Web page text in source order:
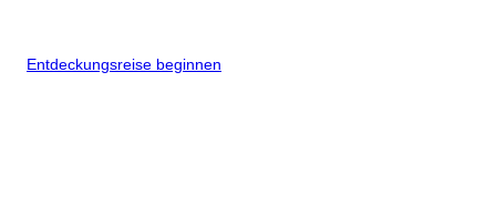
Entdeckungsreise beginnen